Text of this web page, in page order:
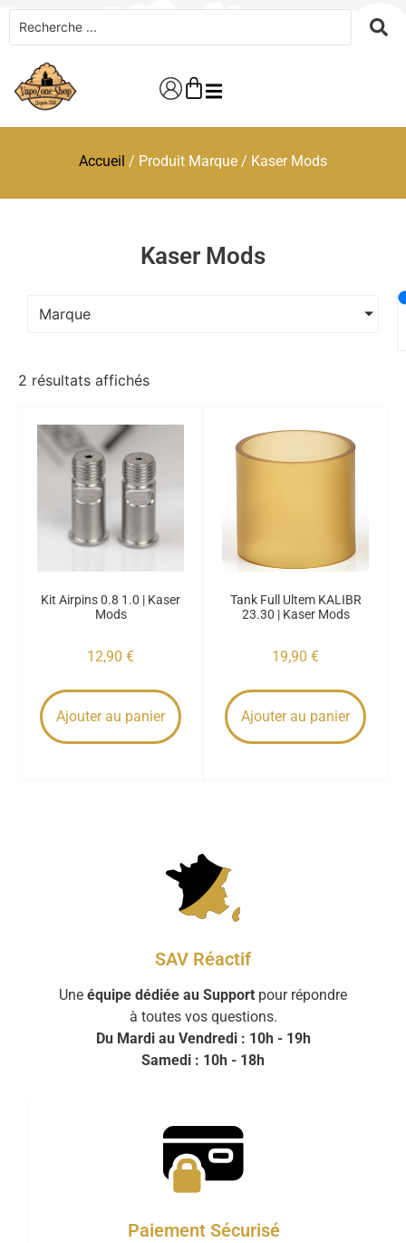
Accueil / Produit Marque / Kaser Mods
Kaser Mods
Marque
2 résultats affichés
Kit Airpins 0.8 1.0 | Kaser
Mods
12,90 €
Ajouter au panier
Tank Full Ultem KALIBR
23.30 | Kaser Mods
19,90 €
Ajouter au panier
SAV Réactif
Une équipe dédiée au Support pour répondre
à toutes vos questions.
Du Mardi au Vendredi : 10h - 19h
Samedi : 10h - 18h
Paiement Sécurisé